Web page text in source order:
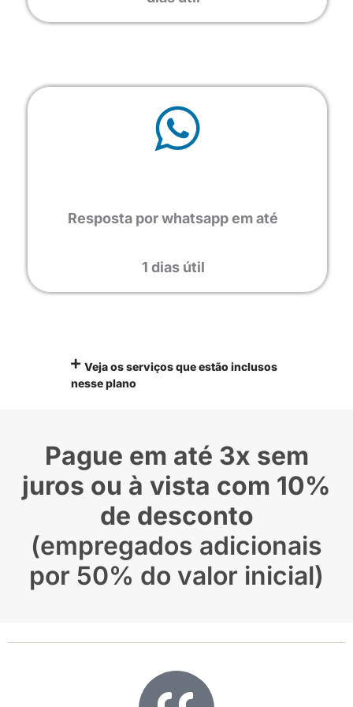
Resposta por whatsapp em até
1 dias útil
Veja os serviços que estão inclusos
nesse plano
Pague em até 3x sem
juros ou à vista com 10%
de desconto
(empregados adicionais
por 50% do valor inicial)